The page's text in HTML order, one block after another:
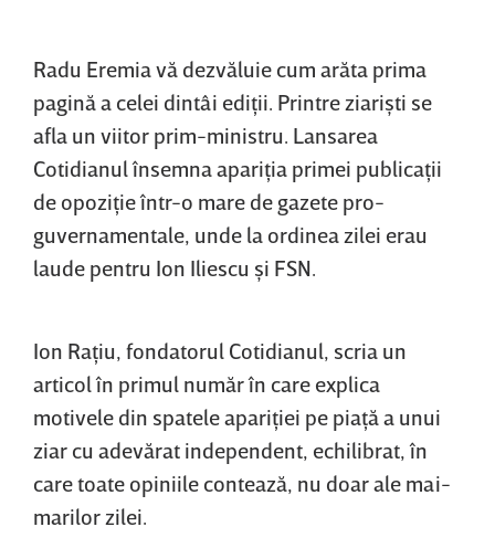
Radu Eremia vă dezvăluie cum arăta prima
pagină a celei dintâi ediţii. Printre ziarişti se
afla un viitor prim-ministru. Lansarea
Cotidianul însemna apariţia primei publicaţii
de opoziţie într-o mare de gazete pro-
guvernamentale, unde la ordinea zilei erau
laude pentru Ion Iliescu şi FSN.
Ion Raţiu, fondatorul Cotidianul, scria un
articol în primul număr în care explica
motivele din spatele apariţiei pe piaţă a unui
ziar cu adevărat independent, echilibrat, în
care toate opiniile contează, nu doar ale mai-
marilor zilei.